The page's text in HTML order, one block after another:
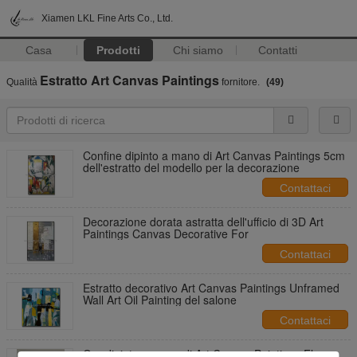
Xiamen LKL Fine Arts Co., Ltd.
Casa Prodotti Chi siamo Contatti
Qualità Estratto Art Canvas Paintings fornitore. (49)
Confine dipinto a mano di Art Canvas Paintings 5cm
dell'estratto del modello per la decorazione
Contattaci
Decorazione dorata astratta dell'ufficio di 3D Art
Paintings Canvas Decorative For
Contattaci
Estratto decorativo Art Canvas Paintings Unframed
Wall Art Oil Painting del salone
Contattaci
Oro dipinto a mano di Art Canvas Paintings Flow